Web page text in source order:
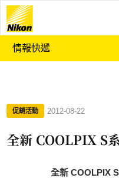
情報快遞
促銷活動 · 2012-08-22
全新 COOLPIX S
全新 COOLPIX